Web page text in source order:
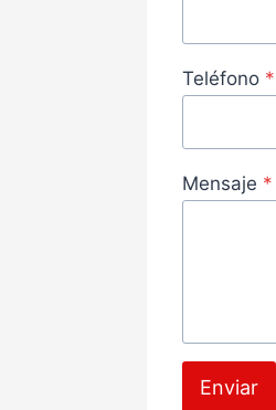
Teléfono *
Mensaje *
Enviar